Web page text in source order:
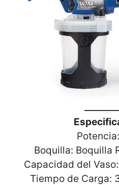
Boquilla: Boquilla
Capacidad del
Tiempo de Carga: